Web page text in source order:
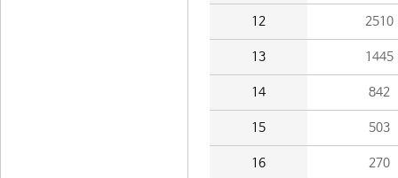
12 2510
13 1445
14 842
15 503
16 270